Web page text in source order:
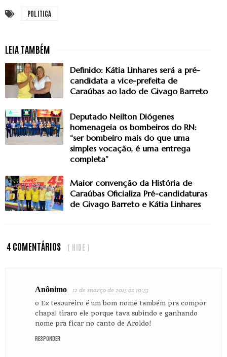
POLITICA
Definido: Kátia Linhares será a pré-
candidata a vice-prefeita de
Caraúbas ao lado de Givago Barreto
Deputado Neilton Diógenes
homenageia os bombeiros do RN:
“ser bombeiro mais do que uma
simples vocação, é uma entrega
completa”
Maior convenção da História de
Caraúbas Oficializa Pré-candidaturas
de Givago Barreto e Kátia Linhares
4 COMENTÁRIOS ( HIDE )
Anônimo 12 de março de 2015 às 10:53
o Ex tesoureiro é um bom nome também pra compor
chapa! tiraro ele porque tava subindo e ganhando
nome pra ficar no canto de Aroldo!
RESPONDER